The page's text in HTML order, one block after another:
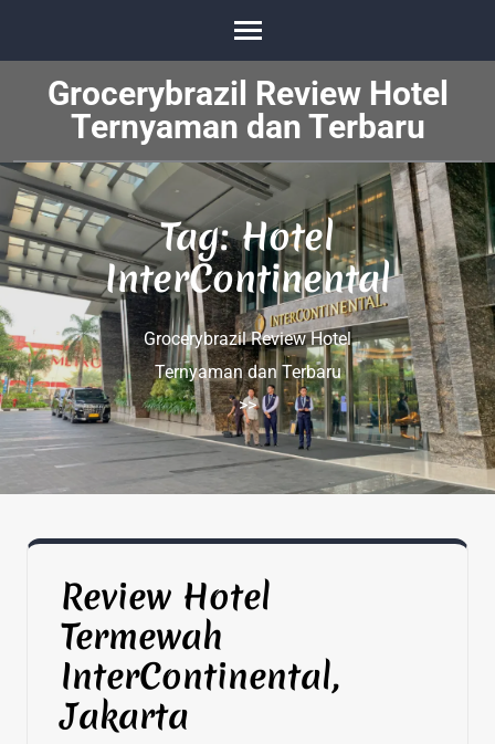
contentGrocerybrazil Review Hotel
Ternyaman dan Terbaru
Tag:Hotel
InterContinental
Grocerybrazil Review Hotel
Ternyaman dan Terbaru
>>
Review Hotel
Termewah
InterContinental,
Jakarta